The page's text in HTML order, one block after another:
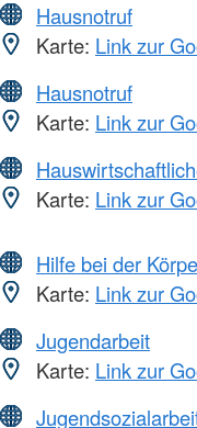
Hausnotruf
Karte: Link zur
Hausnotruf
Karte: Link zur
Karte: Link zur
Hilfe bei der
Karte: Link zur
Jugendarbeit
Karte: Link zur